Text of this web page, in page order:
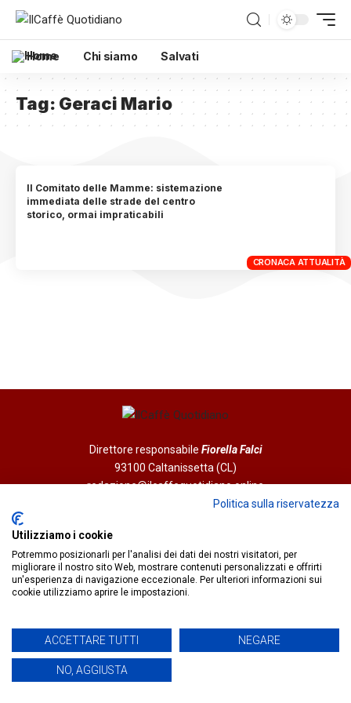
Home Chi siamo Salvati
Tag: Geraci Mario
CRONACA ATTUALITÀ
Il Comitato delle Mamme: sistemazione
immediata delle strade del centro
storico, ormai impraticabili
Direttore responsabile Fiorella Falci
93100 Caltanissetta (CL)
redazione@ilcaffequotidiano.online
C.F. 92076900858
IlCaffèQuotidiano.online è una testata giornalistica registrata
Politica sulla riservatezza
Utilizziamo i cookie
Potremmo posizionarli per l'analisi dei dati dei nostri visitatori, per
migliorare il nostro sito Web, mostrare contenuti personalizzati e offrirti
un'esperienza di navigazione eccezionale. Per ulteriori informazioni sui
cookie utilizziamo aprire le impostazioni.
ACCETTARE TUTTI NEGARE
NO, AGGIUSTA